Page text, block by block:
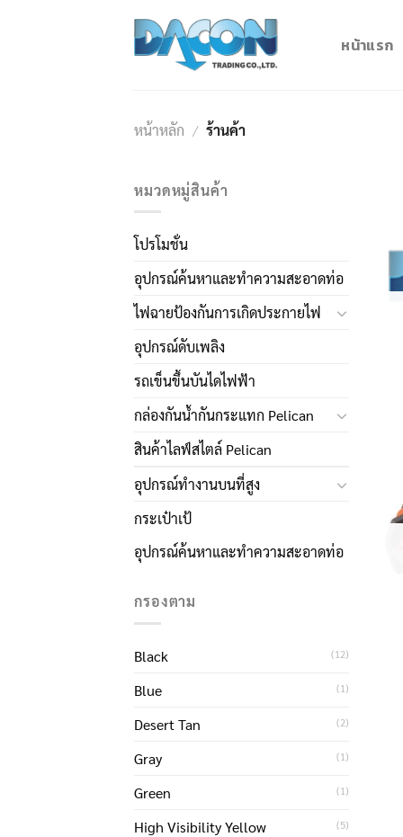
หน้าแรก
หน้าหลัก / ร้านค้า
หมวดหมู่สินค้า
โปรโมชั่น
อุปกรณ์ค้นหาและทำความสะอาดท่อ
ไฟฉายป้องกันการเกิดประกายไฟ
อุปกรณ์ดับเพลิง
รถเข็นขึ้นบันไดไฟฟ้า
กล่องกันน้ำกันกระแทก Pelican
สินค้าไลฟ์สไตล์ Pelican
อุปกรณ์ทำงานบนที่สูง
กระเป๋าเป้
อุปกรณ์ค้นหาและทำความสะอาดท่อ
กรองตาม
Black (12)
Blue (1)
Desert Tan (2)
Gray (1)
Green (1)
High Visibility Yellow (5)